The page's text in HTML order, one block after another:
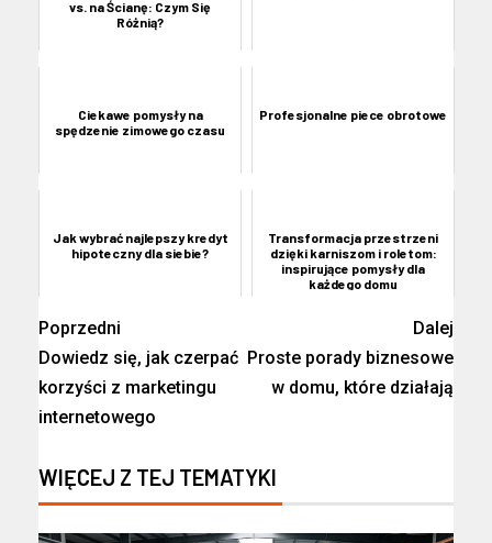
vs. na Ścianę: Czym Się
Różnią?
Ciekawe pomysły na
spędzenie zimowego czasu
Profesjonalne piece obrotowe
Jak wybrać najlepszy kredyt
hipoteczny dla siebie?
Transformacja przestrzeni
dzięki karniszom i roletom:
inspirujące pomysły dla
każdego domu
Poprzedni
Dowiedz się, jak czerpać
korzyści z marketingu
internetowego
Dalej
Proste porady biznesowe
w domu, które działają
WIĘCEJ Z TEJ TEMATYKI